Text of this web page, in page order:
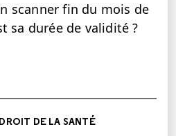
scanner fin du mois de
sa durée de validité ?
DROIT DE LA SANTÉ